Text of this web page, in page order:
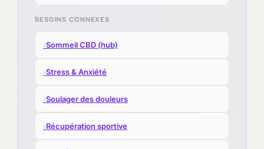
BESOINS CONNEXES
›Sommeil CBD (hub)
›Stress & Anxiété
›Soulager des douleurs
›Récupération sportive